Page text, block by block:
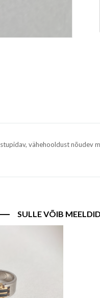
vähehooldust nõudev
SULLE VÕIB